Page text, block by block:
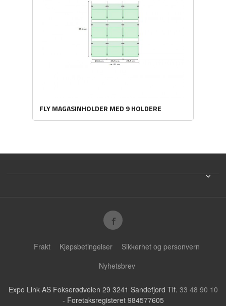
FLY MAGASINHOLDER MED 9 HOLDERE
Frakt Kjøpsbetingelser
Sikkerhet og personvern
Nyhetsbrev
Expo Link AS Fokserødveien 29 3241 Sandefjord Tlf. 33 48 90 10
- Foretaksregisteret 984577605